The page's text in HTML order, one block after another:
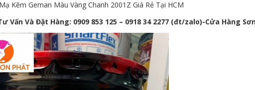
Kẽm Geman Màu Vàng Chanh 2001Z Giá Rẻ Tại HCM
Vấn Và Đặt Hàng: 0909 853 125 – 0918 34 2277 (đt/zalo)-Cửa Hàng